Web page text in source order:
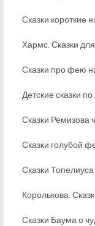
Сказки короткие
Хармс. Сказки
Сказки про фею
Детские сказки
Сказки Ремизова
Сказки голубой
Сказки
Королькова.
Сказки Баума о